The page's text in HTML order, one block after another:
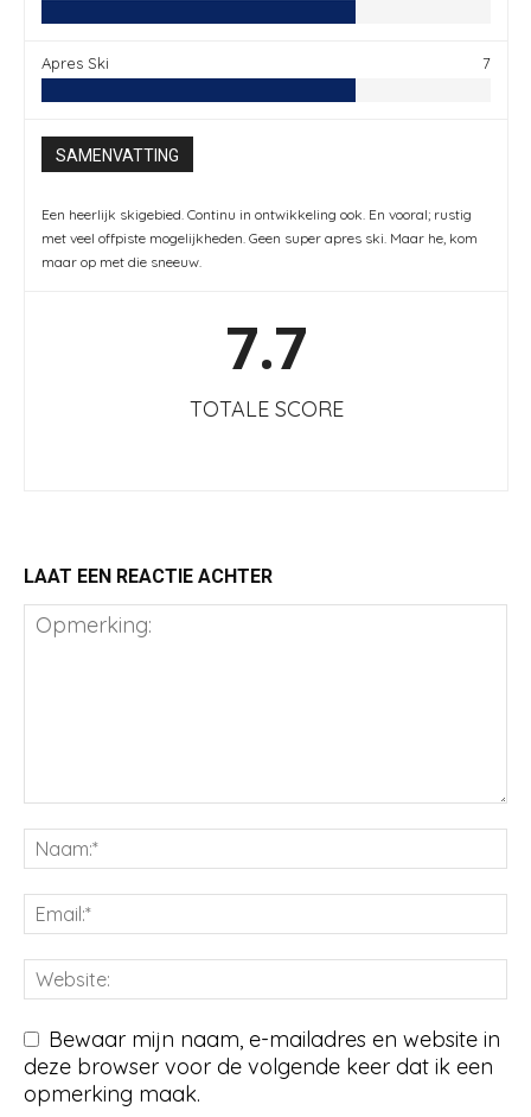
Apres Ski 7
SAMENVATTING
Een heerlijk skigebied. Continu in ontwikkeling ook. En vooral; rustig
met veel offpiste mogelijkheden. Geen super apres ski. Maar he, kom
maar op met die sneeuw.
7.7
TOTALE SCORE
LAAT EEN REACTIE ACHTER
Bewaar mijn naam, e-mailadres en website in
deze browser voor de volgende keer dat ik een
opmerking maak.